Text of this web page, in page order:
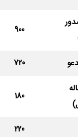
900
720
180
220